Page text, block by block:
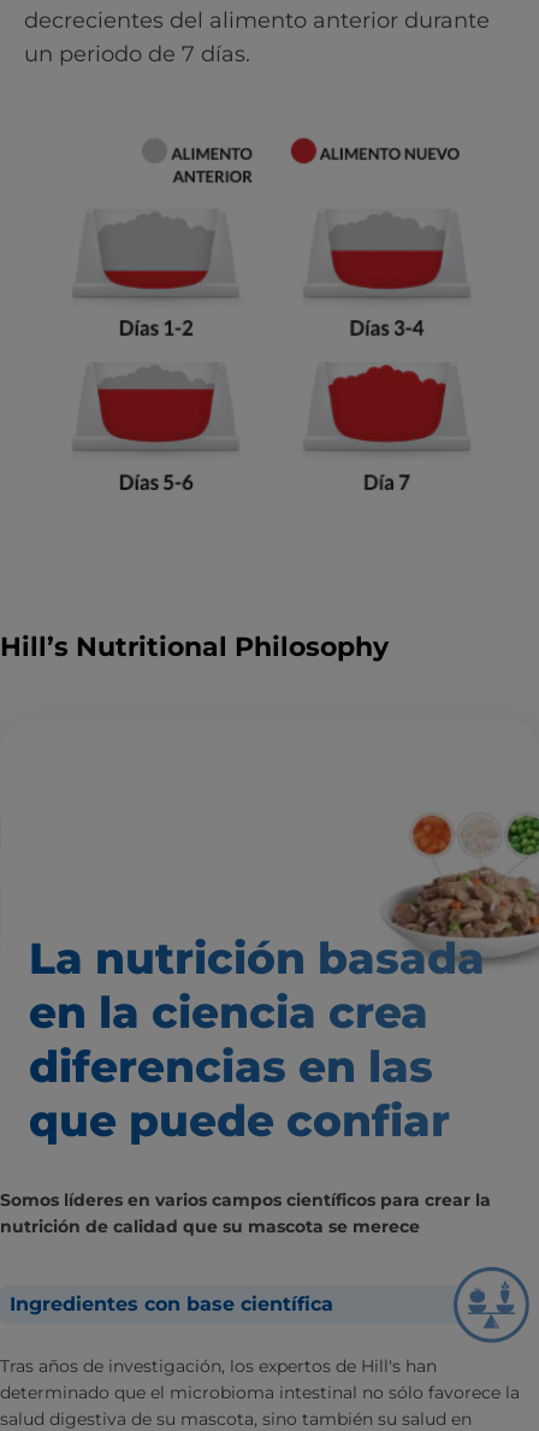
decrecientes del alimento anterior durante
un periodo de 7 días.
Hill’s Nutritional Philosophy
La nutrición basada
en la ciencia crea
diferencias en las
que puede confiar
Somos líderes en varios campos científicos para crear la
nutrición de calidad que su mascota se merece
Ingredientes con base científica
Tras años de investigación, los expertos de Hill's han
determinado que el microbioma intestinal no sólo favorece la
salud digestiva de su mascota, sino también su salud en